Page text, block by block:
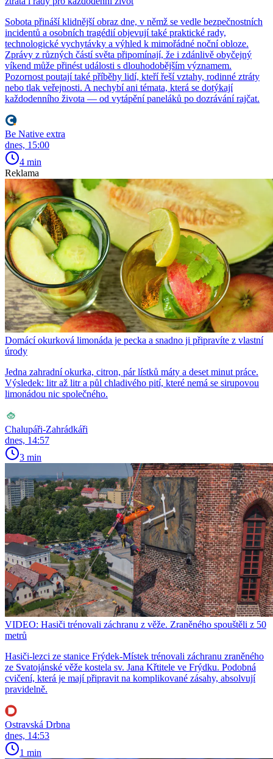
Sobota přináší klidnější obraz dne, v němž se vedle bezpečnostních
incidentů a osobních tragédií objevují také praktické rady,
technologické vychytávky a výhled k mimořádné noční obloze.
Zprávy z různých částí světa připomínají, že i zdánlivě obyčejný
víkend může přinést události s dlouhodobějším významem.
Pozornost poutají také příběhy lidí, kteří řeší vztahy, rodinné ztráty
nebo tlak veřejnosti. A nechybí ani témata, která se dotýkají
každodenního života — od vytápění paneláků po dozrávání rajčat.
Be Native extra
dnes, 15:00
4 min
Reklama
Domácí okurková limonáda je pecka a snadno ji připravíte z vlastní
úrody
Jedna zahradní okurka, citron, pár lístků máty a deset minut práce.
Výsledek: litr až litr a půl chladivého pití, které nemá se sirupovou
limonádou nic společného.
Chalupáři-Zahrádkáři
dnes, 14:57
3 min
VIDEO: Hasiči trénovali záchranu z věže. Zraněného spouštěli z 50
metrů
Hasiči-lezci ze stanice Frýdek-Místek trénovali záchranu zraněného
ze Svatojánské věže kostela sv. Jana Křtitele ve Frýdku. Podobná
cvičení, která je mají připravit na komplikované zásahy, absolvují
pravidelně.
Ostravská Drbna
dnes, 14:53
1 min